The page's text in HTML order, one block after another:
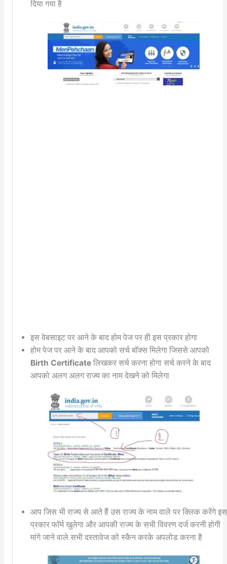
दिया गया है
इस वेबसाइट पर आने के बाद होम पेज पर ही इस प्रकार होगा
होम पेज पर आने के बाद आपको सर्च बॉक्स मिलेगा जिससे आपको
Birth Certificate लिखकर सर्च करना होगा सर्च करने के बाद
आपको अलग अलग राज्य का नाम देखने को मिलेगा
आप जिस भी राज्य से आते हैं उस राज्य के नाम वाले पर क्लिक करेंगे इस
प्रकार फॉर्म खुलेगा और आपकी राज्य के सभी विवरण दर्ज करनी होगी
मांगे जाने वाले सभी दस्तावेज को स्कैन करके अपलोड करना है